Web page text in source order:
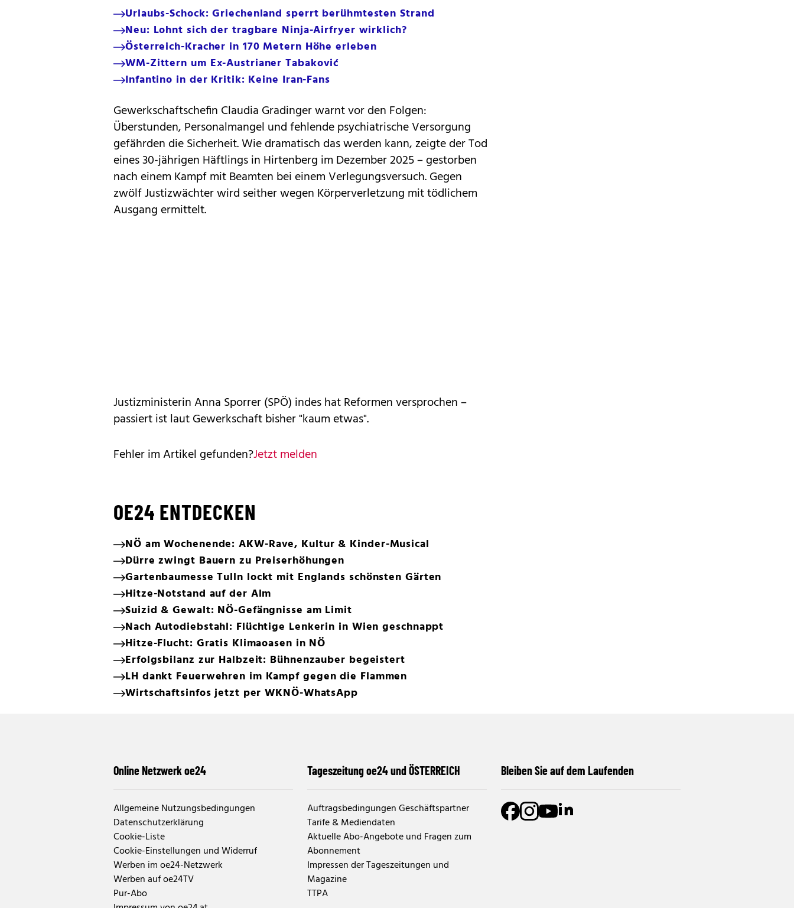
Urlaubs-Schock: Griechenland sperrt berühmtesten Strand
Neu: Lohnt sich der tragbare Ninja-Airfryer wirklich?
Österreich-Kracher in 170 Metern Höhe erleben
WM-Zittern um Ex-Austrianer Tabaković
Infantino in der Kritik: Keine Iran-Fans
Gewerkschaftschefin Claudia Gradinger warnt vor den Folgen:
Überstunden, Personalmangel und fehlende psychiatrische Versorgung
gefährden die Sicherheit. Wie dramatisch das werden kann, zeigte der Tod
eines 30-jährigen Häftlings in Hirtenberg im Dezember 2025 – gestorben
nach einem Kampf mit Beamten bei einem Verlegungsversuch. Gegen
zwölf Justizwächter wird seither wegen Körperverletzung mit tödlichem
Ausgang ermittelt.
Justizministerin Anna Sporrer (SPÖ) indes hat Reformen versprochen –
passiert ist laut Gewerkschaft bisher "kaum etwas".
Fehler im Artikel gefunden?Jetzt melden
OE24 ENTDECKEN
NÖ am Wochenende: AKW-Rave, Kultur & Kinder-Musical
Dürre zwingt Bauern zu Preiserhöhungen
Gartenbaumesse Tulln lockt mit Englands schönsten Gärten
Hitze-Notstand auf der Alm
Suizid & Gewalt: NÖ-Gefängnisse am Limit
Nach Autodiebstahl: Flüchtige Lenkerin in Wien geschnappt
Hitze-Flucht: Gratis Klimaoasen in NÖ
Erfolgsbilanz zur Halbzeit: Bühnenzauber begeistert
LH dankt Feuerwehren im Kampf gegen die Flammen
Wirtschaftsinfos jetzt per WKNÖ-WhatsApp
Online Netzwerk oe24
Allgemeine Nutzungsbedingungen
Datenschutzerklärung
Cookie-Liste
Cookie-Einstellungen und Widerruf
Werben im oe24-Netzwerk
Werben auf oe24TV
Pur-Abo
Tageszeitung oe24 und ÖSTERREICH
Auftragsbedingungen Geschäftspartner
Tarife & Mediendaten
Aktuelle Abo-Angebote und Fragen zum
Abonnement
Impressen der Tageszeitungen und
Magazine
TTPA
Bleiben Sie auf dem Laufenden